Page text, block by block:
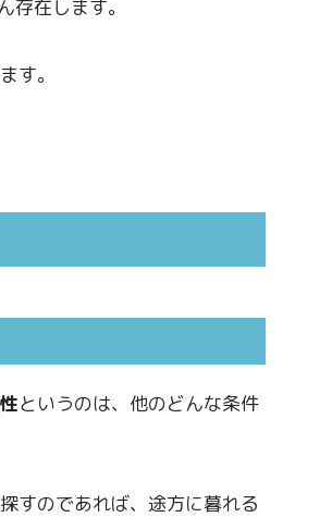
存在します。
す。
というのは、他のどんな条件
すのであれば、途方に暮れる